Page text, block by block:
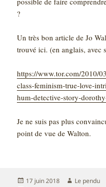
?
Un très bon article de Jo
trouvé ici. (en anglais, avec
https://www.tor.com/2010/
class-feminism-true-love-
hum-detective-story-
Je ne suis pas plus
point de vue de Walton.
Publié
17 juin 2018 Auteur
Le pendu